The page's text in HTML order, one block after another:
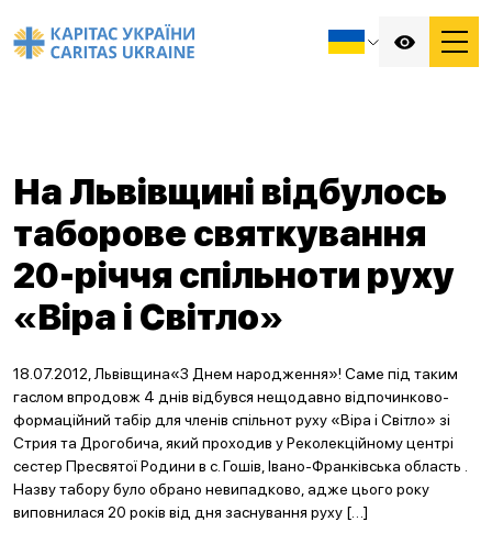
На Львівщині відбулось
таборове святкування
20-річчя спільноти руху
«Віра і Світло»
18.07.2012, Львівщина«З Днем народження»! Саме під таким
гаслом впродовж 4 днів відбувся нещодавно відпочинково-
формаційний табір для членів спільнот руху «Віра і Світло» зі
Стрия та Дрогобича, який проходив у Реколекційному центрі
сестер Пресвятої Родини в с. Гошів, Івано-Франківська область .
Назву табору було обрано невипадково, адже цього року
виповнилася 20 років від дня заснування руху […]